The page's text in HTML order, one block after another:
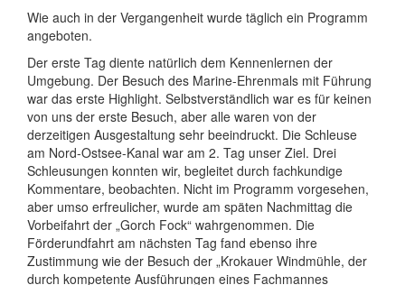
Wie auch in der Vergangenheit wurde täglich ein Programm
angeboten.
Der erste Tag diente natürlich dem Kennenlernen der
Umgebung. Der Besuch des Marine-Ehrenmals mit Führung
war das erste Highlight. Selbstverständlich war es für keinen
von uns der erste Besuch, aber alle waren von der
derzeitigen Ausgestaltung sehr beeindruckt. Die Schleuse
am Nord-Ostsee-Kanal war am 2. Tag unser Ziel. Drei
Schleusungen konnten wir, begleitet durch fachkundige
Kommentare, beobachten. Nicht im Programm vorgesehen,
aber umso erfreulicher, wurde am späten Nachmittag die
Vorbeifahrt der „Gorch Fock“ wahrgenommen. Die
Förderundfahrt am nächsten Tag fand ebenso ihre
Zustimmung wie der Besuch der „Krokauer Windmühle, der
durch kompetente Ausführungen eines Fachmannes